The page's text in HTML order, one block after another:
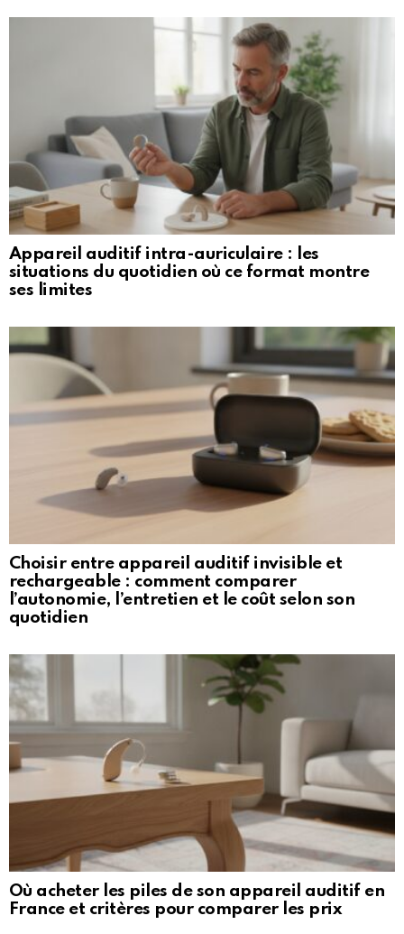
Appareil auditif intra-auriculaire : les
situations du quotidien où ce format montre
ses limites
Choisir entre appareil auditif invisible et
rechargeable : comment comparer
l’autonomie, l’entretien et le coût selon son
quotidien
Où acheter les piles de son appareil auditif en
France et critères pour comparer les prix